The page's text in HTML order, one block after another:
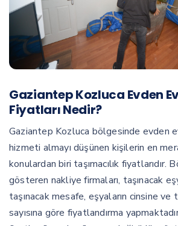
Gaziantep Kozluca Evden
Fiyatları Nedir?
Gaziantep Kozluca bölgesinde evden
hizmeti almayı düşünen kişilerin en
konulardan biri taşımacılık fiyatlarıdır.
gösteren nakliye firmaları, taşınacak
taşınacak mesafe, eşyaların cinsine ve
sayısına göre fiyatlandırma